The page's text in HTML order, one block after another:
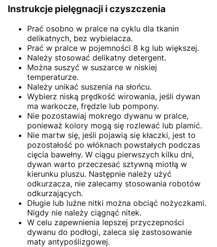
Instrukcje pielęgnacji i czyszczenia
Prać osobno w pralce na cyklu dla tkanin
delikatnych, bez wybielacza.
Prać w pralce w pojemności 8 kg lub większej.
Należy stosować delikatny detergent.
Można suszyć w suszarce w niskiej
temperaturze.
Należy unikać suszenia na słońcu.
Wybierz niską prędkość wirowania, jeśli dywan
ma warkocze, frędzle lub pompony.
Nie pozostawiaj mokrego dywanu w pralce,
ponieważ kolory mogą się rozlewać lub plamić.
Nie martw się, jeśli pojawią się kłaczki, jest to
pozostałość po włóknach powstałych podczas
cięcia bawełny. W ciągu pierwszych kilku dni,
dywan warto przeczesać sztywną miotłą w
kierunku pluszu. Następnie należy użyć
odkurzacza, nie zalecamy stosowania robotów
odkurzających.
Długie lub luźne nitki można obciąć nożyczkami.
Nigdy nie należy ciągnąć nitek.
W celu zapewnienia lepszej przyczepności
dywanu do podłogi, zaleca się zastosowanie
maty antypoślizgowej.